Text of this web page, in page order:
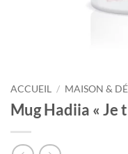
ACCUEIL / MAISON &
Mug Hadiia « Je